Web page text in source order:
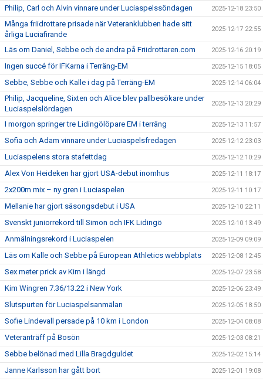
Philip, Carl och Alvin vinnare under Luciaspelssöndagen 2025-12-18 23:50
Många friidrottare prisade när Veteranklubben hade sitt
årliga Luciafirande
2025-12-17 22:55
Läs om Daniel, Sebbe och de andra på Friidrottaren.com 2025-12-16 20:19
Ingen succé för IFKarna i Terräng-EM 2025-12-15 18:05
Sebbe, Sebbe och Kalle i dag på Terräng-EM 2025-12-14 06:04
Philip, Jacqueline, Sixten och Alice blev pallbesökare under
Luciaspelslördagen
2025-12-13 20:29
I morgon springer tre Lidingölöpare EM i terräng 2025-12-13 11:57
Sofia och Adam vinnare under Luciaspelsfredagen 2025-12-12 23:03
Luciaspelens stora stafettdag 2025-12-12 10:29
Alex Von Heideken har gjort USA-debut inomhus 2025-12-11 18:17
2x200m mix – ny gren i Luciaspelen 2025-12-11 10:17
Mellanie har gjort säsongsdebut i USA 2025-12-10 22:11
Svenskt juniorrekord till Simon och IFK Lidingö 2025-12-10 13:49
Anmälningsrekord i Luciaspelen 2025-12-09 09:09
Läs om Kalle och Sebbe på European Athletics webbplats 2025-12-08 12:45
Sex meter prick av Kim i längd 2025-12-07 23:58
Kim Wingren 7.36/13.22 i New York 2025-12-06 23:49
Slutspurten för Luciaspelsanmälan 2025-12-05 18:50
Sofie Lindevall persade på 10 km i London 2025-12-04 08:08
Veteranträff på Bosön 2025-12-03 08:21
Sebbe belönad med Lilla Bragdguldet 2025-12-02 15:14
Janne Karlsson har gått bort 2025-12-01 19:08